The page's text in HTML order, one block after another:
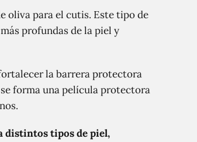
oliva para el cutis. Este tipo de
profundas de la piel y
la barrera protectora
forma una película protectora
distintos tipos de piel,